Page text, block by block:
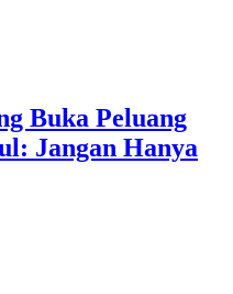
Buka Peluang
Jangan Hanya